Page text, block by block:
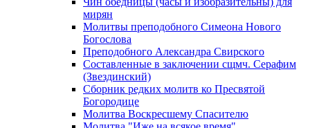
мирян
Молитвы преподобного Симеона Нового
Богослова
Преподобного Александра Свирского
Составленные в заключении сщмч. Серафим
(Звездинский)
Сборник редких молитв ко Пресвятой
Богородице
Молитва Воскресшему Спасителю